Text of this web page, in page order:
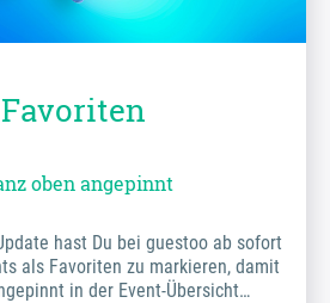
oben angepinnt
hast Du bei guestoo ab sofort
als Favoriten zu markieren, damit
in der Event-Übersicht…